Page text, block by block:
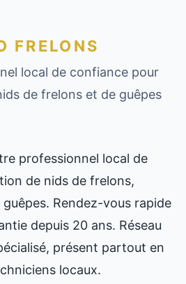
FRELONS
local de confiance pour
de frelons et de guêpes
professionnel local de
de nids de frelons,
Rendez-vous rapide
depuis 20 ans. Réseau
présent partout en
locaux.